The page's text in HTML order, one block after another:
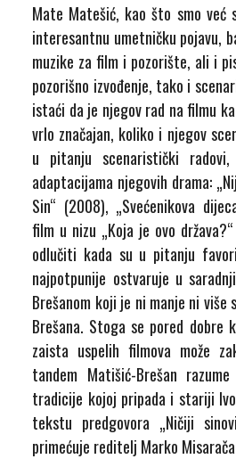
Mate Matešić, kao što smo već
interesantnu umetničku pojavu,
muzike za film i pozorište, ali i
pozorišno izvođenje, tako i
istaći da je njegov rad na filmu
vrlo značajan, koliko i njegov
u pitanju scenaristički
adaptacijama njegovih drama:
Sin“ (2008), „Svećenikova
film u nizu „Koja je ovo
odlučiti kada su u pitanju
najpotpunije ostvaruje u
Brešanom koji je ni manje ni više
Brešana. Stoga se pored dobre
zaista uspelih filmova može
tandem Matišić-Brešan
tradicije kojoj pripada i stariji
tekstu predgovora „Ničiji
primećuje reditelj Marko